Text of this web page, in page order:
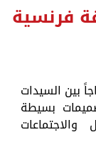
فرنسية
بين السيدات
بسيطة